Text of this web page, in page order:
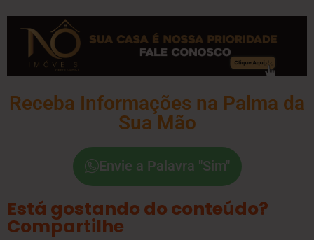
Receba Informações na Palma da
Sua Mão
Envie a Palavra "Sim"
Está gostando do conteúdo?
Compartilhe